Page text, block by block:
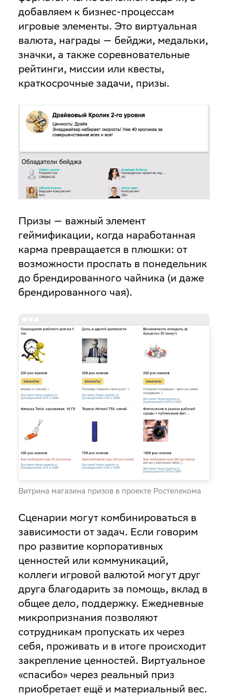
добавляем к бизнес-процессам
игровые элементы. Это виртуальная
валюта, награды — бейджи, медальки,
значки, а также соревновательные
рейтинги, миссии или квесты,
краткосрочные задачи, призы.
Призы — важный элемент
геймификации, когда наработанная
карма превращается в плюшки: от
возможности проспать в понедельник
до брендированного чайника (и даже
брендированного чая).
Витрина магазина призов в проекте Ростелекома
Сценарии могут комбинироваться в
зависимости от задач. Если говорим
про развитие корпоративных
ценностей или коммуникаций,
коллеги игровой валютой могут друг
друга благодарить за помощь, вклад в
общее дело, поддержку. Ежедневные
микропризнания позволяют
сотрудникам пропускать их через
себя, проживать и в итоге происходит
закрепление ценностей. Виртуальное
«спасибо» через реальный приз
приобретает ещё и материальный вес.